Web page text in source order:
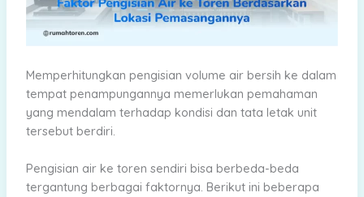
Memperhitungkan pengisian volume air bersih ke dalam
tempat penampungannya memerlukan pemahaman
yang mendalam terhadap kondisi dan tata letak unit
tersebut berdiri.
Pengisian air ke toren sendiri bisa berbeda-beda
tergantung berbagai faktornya. Berikut ini beberapa